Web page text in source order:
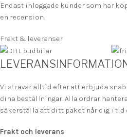
Endast inloggade kunder som har
en recension.
Frakt & leveranser
Vi strävar alltid efter att erbjuda
dina beställningar. Alla ordrar
säkerställa att ditt paket når dig i tid
Frakt och leverans